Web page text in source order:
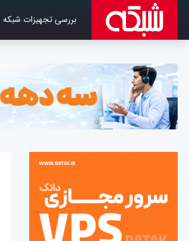
بررسی تجهیزات شبکه